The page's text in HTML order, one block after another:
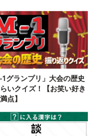
1グランプリ」大会の歴史
いクイズ！【お笑い好き
点】